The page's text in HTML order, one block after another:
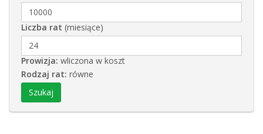
Liczba rat (miesiące)
Prowizja: wliczona w koszt
Rodzaj rat: równe